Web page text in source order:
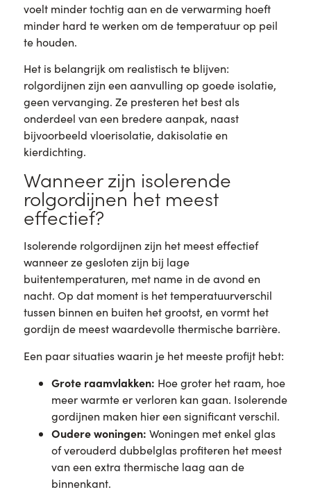
voelt minder tochtig aan en de verwarming hoeft
minder hard te werken om de temperatuur op peil
te houden.
Het is belangrijk om realistisch te blijven:
rolgordijnen zijn een aanvulling op goede isolatie,
geen vervanging. Ze presteren het best als
onderdeel van een bredere aanpak, naast
bijvoorbeeld vloerisolatie, dakisolatie en
kierdichting.
Wanneer zijn isolerende
rolgordijnen het meest
effectief?
Isolerende rolgordijnen zijn het meest effectief
wanneer ze gesloten zijn bij lage
buitentemperaturen, met name in de avond en
nacht. Op dat moment is het temperatuurverschil
tussen binnen en buiten het grootst, en vormt het
gordijn de meest waardevolle thermische barrière.
Een paar situaties waarin je het meeste profijt hebt:
Grote raamvlakken: Hoe groter het raam, hoe
meer warmte er verloren kan gaan. Isolerende
gordijnen maken hier een significant verschil.
Oudere woningen: Woningen met enkel glas
of verouderd dubbelglas profiteren het meest
van een extra thermische laag aan de
binnenkant.